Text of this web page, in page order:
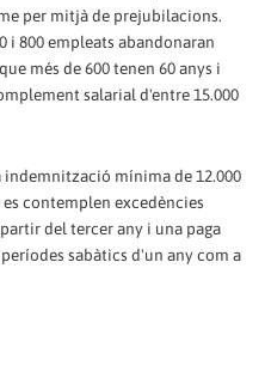
per mitjà de prejubilacions.
i 800 empleats abandonaran
més de 600 tenen 60 anys i
salarial d'entre 15.000
indemnització mínima de 12.000
es contemplen excedències
del tercer any i una paga
sabàtics d'un any com a